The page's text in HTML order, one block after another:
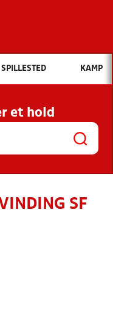
vil du søge efter?
OG NYHEDER
KLUBBER OG
SPILLESTED KAMP
et hold
SF